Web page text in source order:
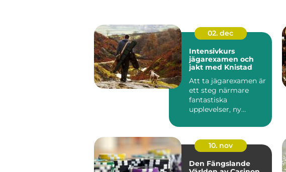
02. dec
Intensivkurs
jägarexamen och
jakt med Knistad
Att ta jägarexamen är
ett steg närmare
fantastiska
upplevelser, ny
10. nov
Den Fängslande